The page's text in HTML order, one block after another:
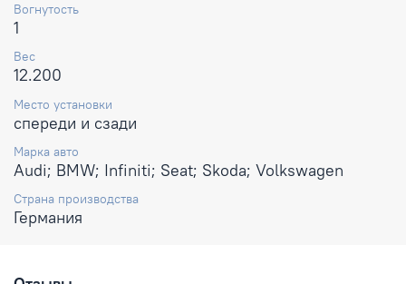
Вогнутость
1
Вес
12.200
Место установки
спереди и сзади
Марка авто
Audi; BMW; Infiniti; Seat; Skoda; Volkswagen
Страна производства
Германия